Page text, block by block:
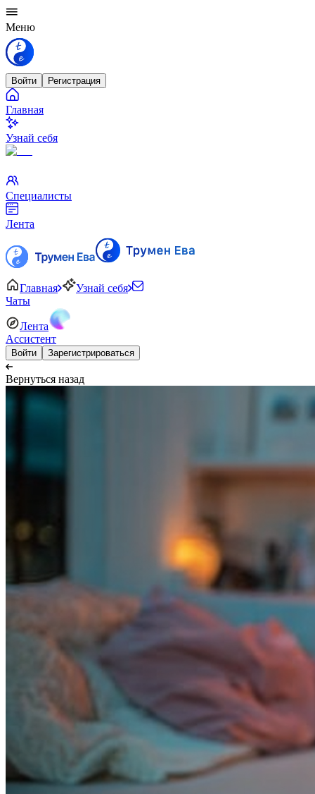
Меню
Войти Регистрация
Главная
Узнай себя
Специалисты
Лента
Главная
Узнай себя
Чаты
Лента
Ассистент
Войти Зарегистрироваться
Вернуться назад